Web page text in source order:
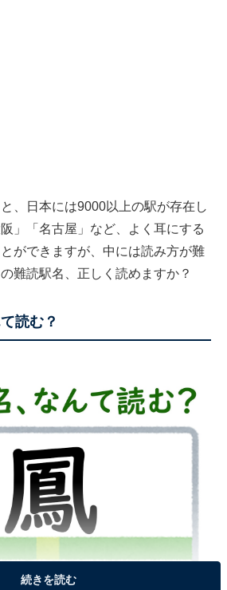
、日本には9000以上の駅が存在し
」「名古屋」など、よく耳にする
ができますが、中には読み方が難
難読駅名、正しく読めますか？
読む？
続きを読む